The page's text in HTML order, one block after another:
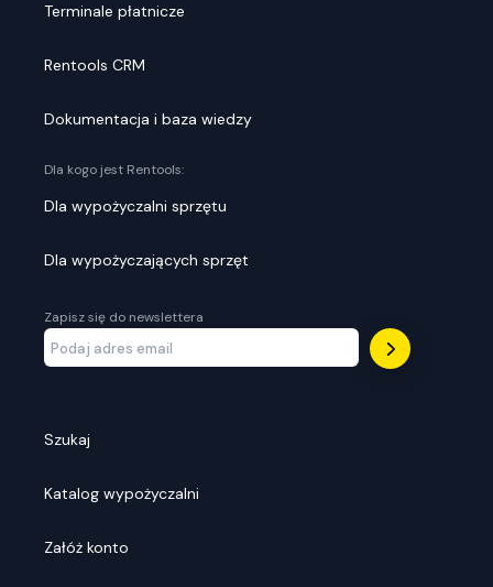
Terminale płatnicze
Rentools CRM
Dokumentacja i baza wiedzy
Dla kogo jest Rentools:
Dla wypożyczalni sprzętu
Dla wypożyczających sprzęt
Zapisz się do newslettera
Szukaj
Katalog wypożyczalni
Załóż konto